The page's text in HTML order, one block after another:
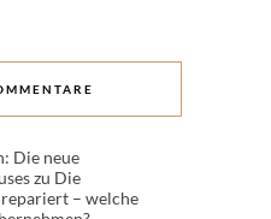
Die neue
zu Die
– welche